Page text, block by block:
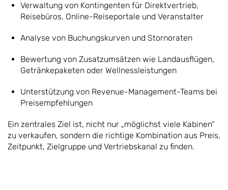
Verwaltung von Kontingenten für Direktvertrieb,
Reisebüros, Online-Reiseportale und Veranstalter
Analyse von Buchungskurven und Stornoraten
Bewertung von Zusatzumsätzen wie Landausflügen,
Getränkepaketen oder Wellnessleistungen
Unterstützung von Revenue-Management-Teams bei
Preisempfehlungen
Ein zentrales Ziel ist, nicht nur „möglichst viele Kabinen“
zu verkaufen, sondern die richtige Kombination aus Preis,
Zeitpunkt, Zielgruppe und Vertriebskanal zu finden.